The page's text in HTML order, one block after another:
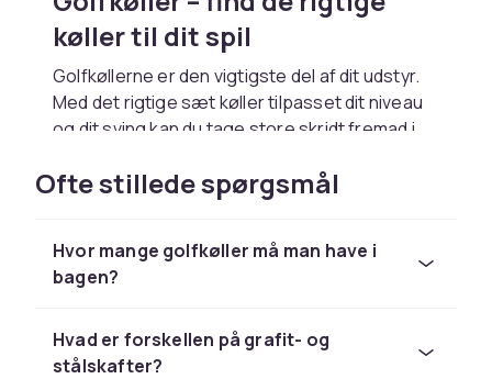
køller til dit spil
Golfkøllerne er den vigtigste del af dit udstyr.
Med det rigtige sæt køller tilpasset dit niveau
og dit sving kan du tage store skridt fremad i
golfkøller – fra nybegyndermodeller til
professionelt udstyr – til konkurrencedygtige
Driver og fairwaytræ
og er afgørende for at maksimere distancen.
Moderne drivere har store klubhoveder af
Ofte stillede spørgsmål
Hvor mange golfkøller må man have i
bagen?
Hvad er forskellen på grafit- og
stålskafter?